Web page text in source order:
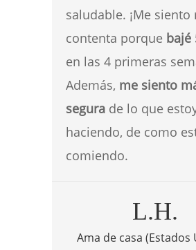
saludable. ¡Me siento
contenta porque bajé
en las 4 primeras
Además, me siento
segura de lo que
haciendo, de como
comiendo.
L.H.
Ama de casa (Estados